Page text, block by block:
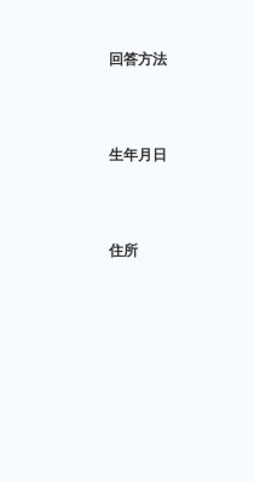
回答方法
生年月日
住所